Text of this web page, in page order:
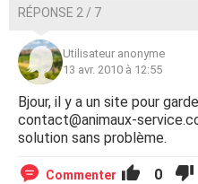
RÉPONSE 2 / 7
Utilisateur anonyme
13 avr. 2010 à 12:55
Bjour, il y a un site pour
contact@animaux-
solution sans problème.
Commenter 0